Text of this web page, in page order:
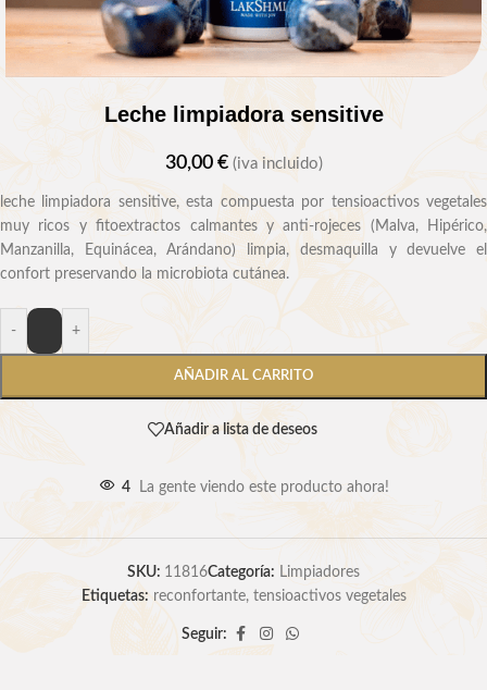
Leche limpiadora sensitive
30,00 € (iva incluido)
leche limpiadora sensitive, esta compuesta por tensioactivos vegetales
muy ricos y fitoextractos calmantes y anti-rojeces (Malva, Hipérico,
Manzanilla, Equinácea, Arándano) limpia, desmaquilla y devuelve el
confort preservando la microbiota cutánea.
- +
AÑADIR AL CARRITO
Añadir a lista de deseos
4 La gente viendo este producto ahora!
SKU: 11816Categoría: Limpiadores
Etiquetas: reconfortante, tensioactivos vegetales
Seguir: